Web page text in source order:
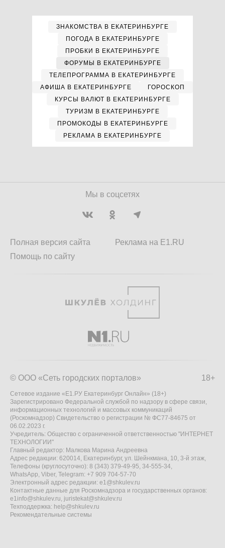
ЗНАКОМСТВА В ЕКАТЕРИНБУРГЕ
ПОГОДА В ЕКАТЕРИНБУРГЕ
ПРОБКИ В ЕКАТЕРИНБУРГЕ
ФОРУМЫ В ЕКАТЕРИНБУРГЕ
ТЕЛЕПРОГРАММА В ЕКАТЕРИНБУРГЕ
АФИША В ЕКАТЕРИНБУРГЕ
ГОРОСКОП
КУРСЫ ВАЛЮТ В ЕКАТЕРИНБУРГЕ
ТУРИЗМ В ЕКАТЕРИНБУРГЕ
ПРОМОКОДЫ В ЕКАТЕРИНБУРГЕ
РЕКЛАМА В ЕКАТЕРИНБУРГЕ
Мы в соцсетях
Полная версия сайта
Помощь по сайту
Реклама на E1.RU
18+
© ООО «Сеть городских порталов»
Сетевое издание «Е1.РУ Екатеринбург Онлайн» (18+)
Зарегистрировано Федеральной службой по надзору в сфере связи,
информационных технологий и массовых коммуникаций
(Роскомнадзор) Свидетельство о регистрации № ФС77-84675 от
06.02.2023 г.
Учредитель: Общество с ограниченной ответственностью "ИНТЕРНЕТ
ТЕХНОЛОГИИ"
Главный редактор: Малкова Марина Андреевна
Адрес редакции: 620014, Екатеринбург, ул. Шейнкмана, 10, 3-й этаж,
Телефоны (круглосуточно): 8 (343) 379-49-95, 34-555-34,
WhatsApp, Viber, Telegram: +7 909 704-57-70
Электронный адрес редакции: e1@shkulev.ru
Контактные данные для Роскомнадзора и государственных органов:
e1info@shkulev.ru, juristekat@shkulev.ru
Техподдержка: help@shkulev.ru
Рекомендательные системы